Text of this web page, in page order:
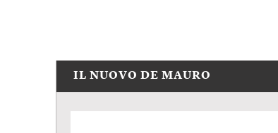
IL NUOVO DE MAURO